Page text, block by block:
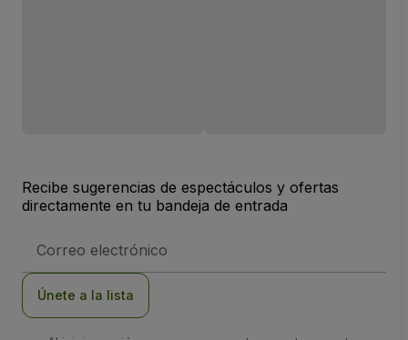
Recibe sugerencias de espectáculos y ofertas
directamente en tu bandeja de entrada
de
Únete a la lista